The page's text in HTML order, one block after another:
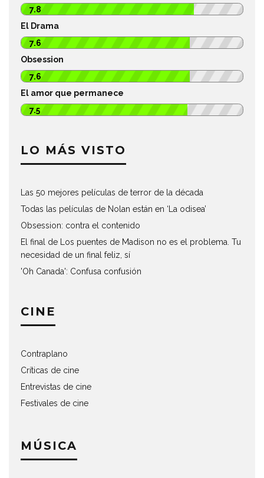
7.8
El Drama
7.6
Obsession
7.6
El amor que permanece
7.5
LO MÁS VISTO
Las 50 mejores películas de terror de la década
Todas las películas de Nolan están en ‘La odisea’
Obsession: contra el contenido
El final de Los puentes de Madison no es el problema. Tu
necesidad de un final feliz, sí
'Oh Canada': Confusa confusión
CINE
Contraplano
Críticas de cine
Entrevistas de cine
Festivales de cine
MÚSICA